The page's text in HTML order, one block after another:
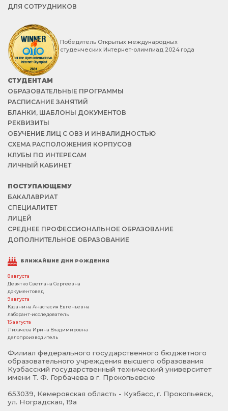
ДЛЯ СОТРУДНИКОВ
Победитель Открытых международных
студенческих Интернет-олимпиад 2024 года
СТУДЕНТАМ
ОБРАЗОВАТЕЛЬНЫЕ ПРОГРАММЫ
РАСПИСАНИЕ ЗАНЯТИЙ
БЛАНКИ, ШАБЛОНЫ ДОКУМЕНТОВ
РЕКВИЗИТЫ
ОБУЧЕНИЕ ЛИЦ С ОВЗ И ИНВАЛИДНОСТЬЮ
СХЕМА РАСПОЛОЖЕНИЯ КОРПУСОВ
КЛУБЫ ПО ИНТЕРЕСАМ
ЛИЧНЫЙ КАБИНЕТ
ПОСТУПАЮЩЕМУ
БАКАЛАВРИАТ
СПЕЦИАЛИТЕТ
ЛИЦЕЙ
СРЕДНЕЕ ПРОФЕССИОНАЛЬНОЕ ОБРАЗОВАНИЕ
ДОПОЛНИТЕЛЬНОЕ ОБРАЗОВАНИЕ
БЛИЖАЙШИЕ ДНИ РОЖДЕНИЯ
8 августа
Девятко Светлана Сергеевна
документовед
9 августа
Казанина Анастасия Евгеньевна
лаборант-исследователь
15 августа
Лихачева Ирина Владимировна
делопроизводитель
Филиал федерального государственного бюджетного
образовательного учреждения высшего образования
Кузбасский государственный технический университет
имени Т. Ф. Горбачева в г. Прокопьевске
653039, Кемеровская область - Кузбасс, г. Прокопьевск,
ул. Ноградская, 19а